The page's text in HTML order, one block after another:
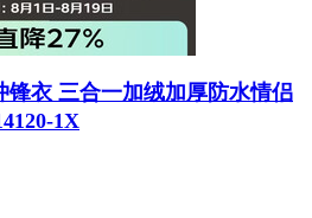
衣 三合一加绒加厚防水情侣
1X